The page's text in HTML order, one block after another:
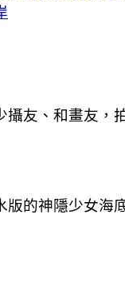
攝友、和畫友，
版的神隱少女海